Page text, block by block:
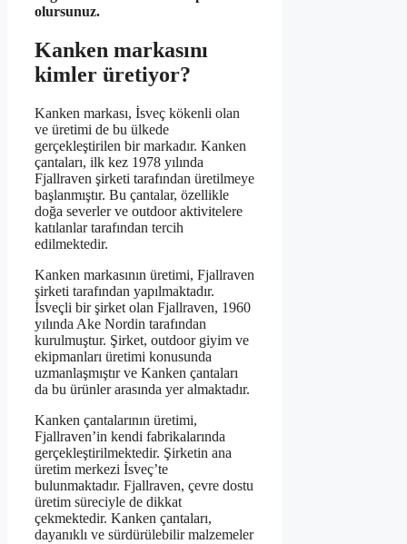
olursunuz.
Kanken markasını
kimler üretiyor?
Kanken markası, İsveç kökenli olan
ve üretimi de bu ülkede
gerçekleştirilen bir markadır. Kanken
çantaları, ilk kez 1978 yılında
Fjallraven şirketi tarafından üretilmeye
başlanmıştır. Bu çantalar, özellikle
doğa severler ve outdoor aktivitelere
katılanlar tarafından tercih
edilmektedir.
Kanken markasının üretimi, Fjallraven
şirketi tarafından yapılmaktadır.
İsveçli bir şirket olan Fjallraven, 1960
yılında Ake Nordin tarafından
kurulmuştur. Şirket, outdoor giyim ve
ekipmanları üretimi konusunda
uzmanlaşmıştır ve Kanken çantaları
da bu ürünler arasında yer almaktadır.
Kanken çantalarının üretimi,
Fjallraven’in kendi fabrikalarında
gerçekleştirilmektedir. Şirketin ana
üretim merkezi İsveç’te
bulunmaktadır. Fjallraven, çevre dostu
üretim süreciyle de dikkat
çekmektedir. Kanken çantaları,
dayanıklı ve sürdürülebilir malzemeler